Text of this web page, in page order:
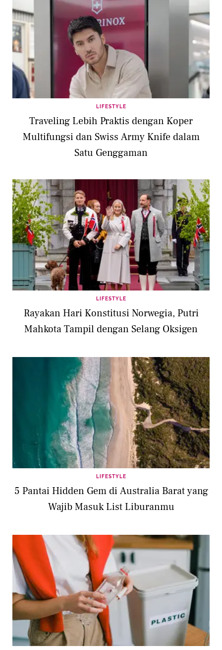
LIFESTYLE
Traveling Lebih Praktis dengan Koper
Multifungsi dan Swiss Army Knife dalam
Satu Genggaman
LIFESTYLE
Rayakan Hari Konstitusi Norwegia, Putri
Mahkota Tampil dengan Selang Oksigen
LIFESTYLE
5 Pantai Hidden Gem di Australia Barat yang
Wajib Masuk List Liburanmu